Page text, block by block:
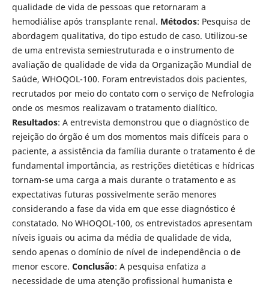
qualidade de vida de pessoas que retornaram a
hemodiálise após transplante renal. Métodos: Pesquisa de
abordagem qualitativa, do tipo estudo de caso. Utilizou-se
de uma entrevista semiestruturada e o instrumento de
avaliação de qualidade de vida da Organização Mundial de
Saúde, WHOQOL-100. Foram entrevistados dois pacientes,
recrutados por meio do contato com o serviço de Nefrologia
onde os mesmos realizavam o tratamento dialítico.
Resultados: A entrevista demonstrou que o diagnóstico de
rejeição do órgão é um dos momentos mais difíceis para o
paciente, a assistência da família durante o tratamento é de
fundamental importância, as restrições dietéticas e hídricas
tornam-se uma carga a mais durante o tratamento e as
expectativas futuras possivelmente serão menores
considerando a fase da vida em que esse diagnóstico é
constatado. No WHOQOL-100, os entrevistados apresentam
níveis iguais ou acima da média de qualidade de vida,
sendo apenas o domínio de nível de independência o de
menor escore. Conclusão: A pesquisa enfatiza a
necessidade de uma atenção profissional humanista e